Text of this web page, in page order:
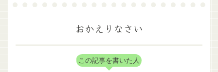
おかえりなさい
この記事を書いた人